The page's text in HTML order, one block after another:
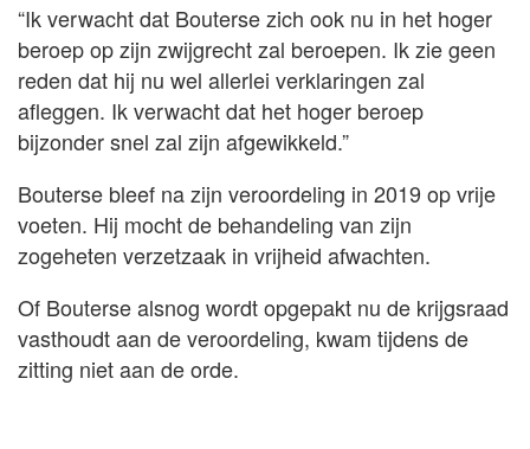
“Ik verwacht dat Bouterse zich ook nu in het hoger
beroep op zijn zwijgrecht zal beroepen. Ik zie geen
reden dat hij nu wel allerlei verklaringen zal
afleggen. Ik verwacht dat het hoger beroep
bijzonder snel zal zijn afgewikkeld.”
Bouterse bleef na zijn veroordeling in 2019 op vrije
voeten. Hij mocht de behandeling van zijn
zogeheten verzetzaak in vrijheid afwachten.
Of Bouterse alsnog wordt opgepakt nu de krijgsraad
vasthoudt aan de veroordeling, kwam tijdens de
zitting niet aan de orde.